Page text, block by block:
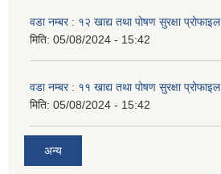
वडा नम्बर : १२ खाद्य तथा पोषण सुरक्षा प्रोफाइल
मिति: 05/08/2024 - 15:42
वडा नम्बर : ११ खाद्य तथा पोषण सुरक्षा प्रोफाइल
मिति: 05/08/2024 - 15:42
अन्य